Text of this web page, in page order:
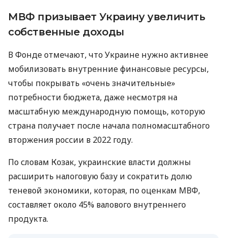
МВФ призывает Украину увеличить
собственные доходы
В Фонде отмечают, что Украине нужно активнее
мобилизовать внутренние финансовые ресурсы,
чтобы покрывать «очень значительные»
потребности бюджета, даже несмотря на
масштабную международную помощь, которую
страна получает после начала полномасштабного
вторжения россии в 2022 году.
По словам Козак, украинские власти должны
расширить налоговую базу и сократить долю
теневой экономики, которая, по оценкам МВФ,
составляет около 45% валового внутреннего
продукта.